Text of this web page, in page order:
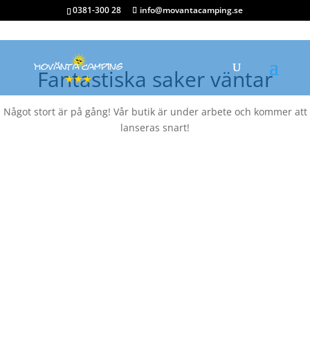
0381-300 28 info@movantacamping.se
Fantastiska saker väntar
Något stort är på gång! Vår butik är under arbete och kommer att
lanseras snart!